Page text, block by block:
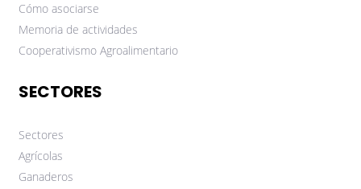
Cómo asociarse
Memoria de actividades
Cooperativismo Agroalimentario
SECTORES
Sectores
Agrícolas
Ganaderos